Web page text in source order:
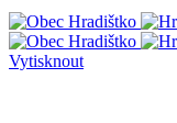
Vytisknout